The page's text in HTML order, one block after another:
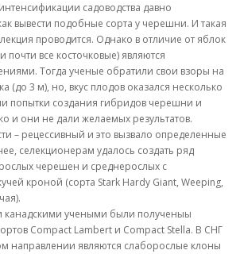
садоводства давно
вывести подобные сорта у черешни. И такая
проводится. Однако в отличие от яблок
все косточковые) являются
Тогда ученые обратили свои взоры на
(до 3 м), но, вкус плодов оказался несколько
попытки создания гибридов черешни и
и они не дали желаемых результатов.
– рецессивный и это вызвало определенные
селекционерам удалось создать ряд
черешен и среднерослых с
кроной (сорта Stark Hardy Giant, Weeping,
учеными были полученыы
Compact Lambert и Compact Stella. В СНГ
направлении являются слаборослые клоны